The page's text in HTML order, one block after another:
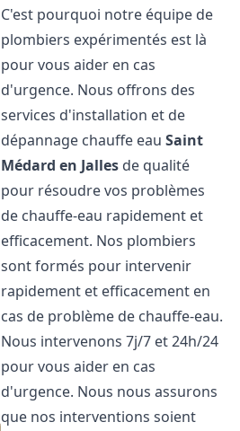
C'est pourquoi notre équipe de
plombiers expérimentés est là
pour vous aider en cas
d'urgence. Nous offrons des
services d'installation et de
dépannage chauffe eauSaint
Médard en Jalles de qualité
pour résoudre vos problèmes
de chauffe-eau rapidement et
efficacement. Nos plombiers
sont formés pour intervenir
rapidement et efficacement en
cas de problème de chauffe-eau.
Nous intervenons 7j/7 et 24h/24
pour vous aider en cas
d'urgence. Nous nous assurons
que nos interventions soient